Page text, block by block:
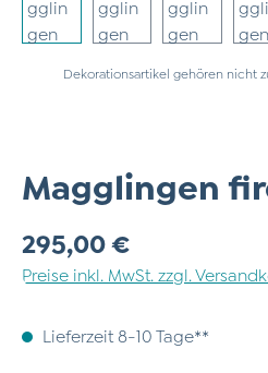
Dekorationsartikel gehören nicht
Magglingen
Regulärer Preis:
295,00 €
Preise inkl. MwSt. zzgl.
Lieferzeit 8-10 Tage**